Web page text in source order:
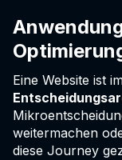
Eine Website ist
weitermachen
diese Journey